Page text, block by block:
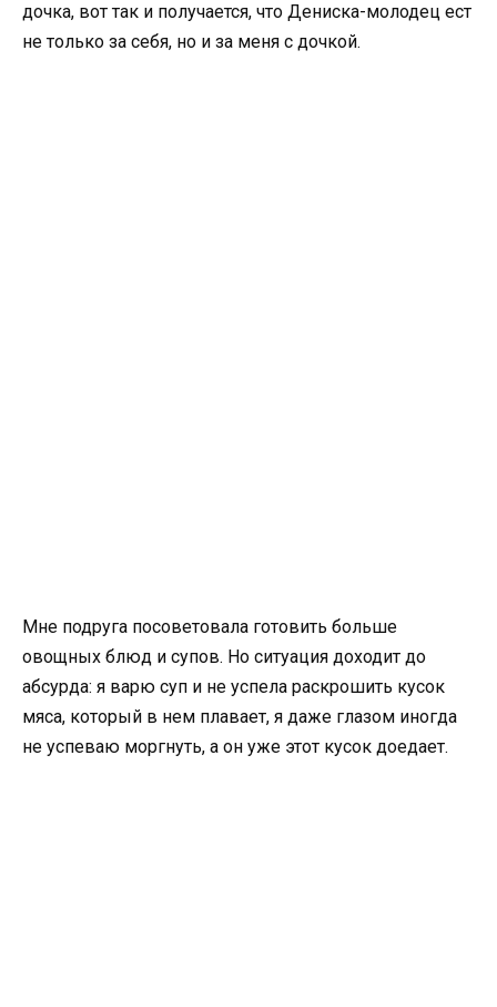
дочка, вот так и получается, что Дениска-молодец ест
не только за себя, но и за меня с дочкой.
Мне подруга посоветовала готовить больше
овощных блюд и супов. Но ситуация доходит до
абсурда: я варю суп и не успела раскрошить кусок
мяса, который в нем плавает, я даже глазом иногда
не успеваю моргнуть, а он уже этот кусок доедает.